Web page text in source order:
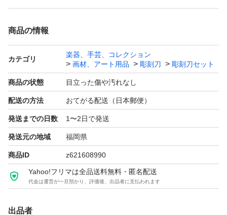
商品の情報
カテゴリ
楽器、手芸、コレクション
画材、アート用品
彫刻刀 彫刻刀セット
商品の状態 目立った傷や汚れなし
配送の方法 おてがる配送（日本郵便）
発送までの日数 1〜2日で発送
発送元の地域 福岡県
商品ID z621608990
Yahoo!フリマは全品送料無料・匿名配送
代金は運営が一旦預かり、評価後、出品者に支払われます
出品者